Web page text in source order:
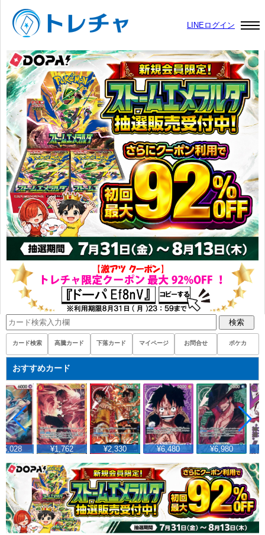
LINEログイン
検索
カード検索 高騰カード 下落カード マイページ お問合せ ポケカ
おすすめカード
¥1,762 ¥2,330 ¥6,480 ¥6,980